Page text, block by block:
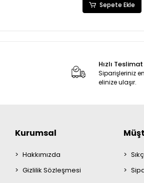
Sepete Ekle
Hızlı Teslimat
Siparişleriniz
elinize ulaşır.
Kurumsal
Hakkımızda
Gizlilik Sözleşmesi